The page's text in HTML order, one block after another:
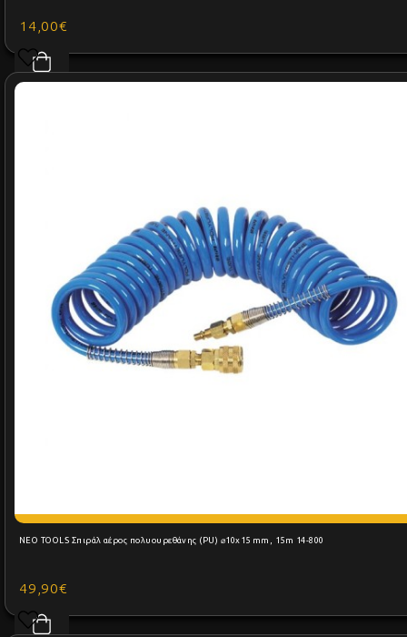
14,00€
NEO TOOLS Σπιράλ αέρος πολυουρεθάνης (PU) ⌀10x15 mm, 15m 14-800
49,90€